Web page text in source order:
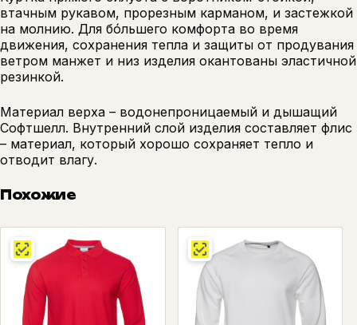
втачным рукавом, прорезным карманом, и застежкой
на молнию. Для бóльшего комфорта во время
движения, сохранения тепла и защиты от продувания
ветром манжет и низ изделия окантованы эластичной
резинкой.
Материал верха – водонепроницаемый и дышащий
Софтшелл. Внутренний слой изделия составляет флис
– материал, который хорошо сохраняет тепло и
отводит влагу.
Похожие